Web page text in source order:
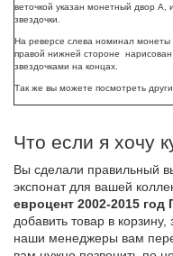
веточкой указан монетный двор A,
звездочки.
На реверсе слева номинал монеты
правой нижней стороне
звездочками на концах.
Так же вы можете посмотреть
Что если я хочу
Вы сделали правильный
экспонат для вашей
евроцент 2002-2015 год
добавить товар в
наши менеджеры вам